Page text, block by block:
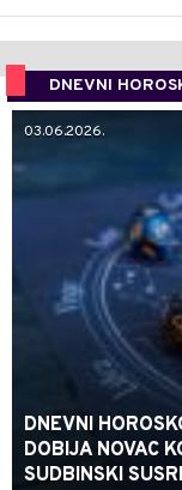
DNEVNI
03.06.2026.
DNEVNI
DOBIJA NOVAC
SUDBINSKI